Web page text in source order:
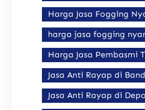
Harga Jasa Fogging
harga jasa fogging
Harga Jasa Pembasmi
Jasa Anti Rayap di
Jasa Anti Rayap di